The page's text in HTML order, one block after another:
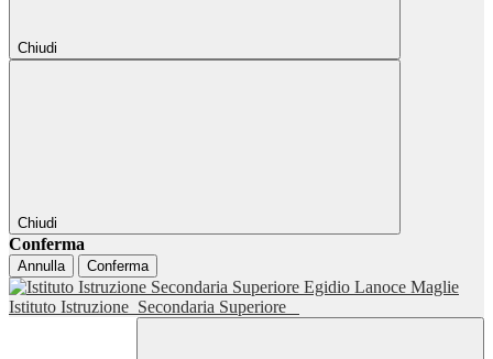
Chiudi
Chiudi
Conferma
Annulla Conferma
Istituto Istruzione Secondaria Superiore